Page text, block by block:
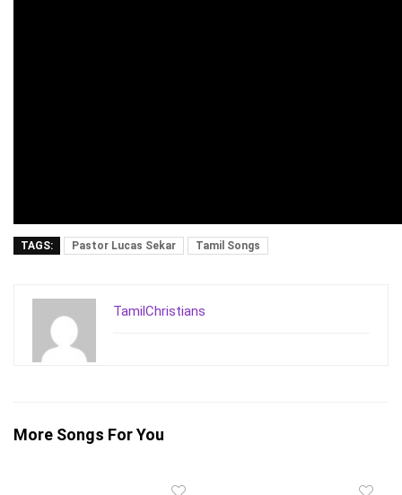
TAGS: Pastor Lucas Sekar Tamil Songs
TamilChristians
More Songs For You